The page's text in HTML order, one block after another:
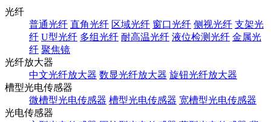
光纤
普通光纤 直角光纤 区域光纤 窗口光纤 侧视光纤 支架光
纤 U型光纤 多组光纤 耐高温光纤 液位检测光纤 金属光
纤 聚焦镜
光纤放大器
中文光纤放大器 数显光纤放大器 旋钮光纤放大器
槽型光电传感器
微槽型光电传感器 槽型光电传感器 宽槽型光电传感器
光电传感器